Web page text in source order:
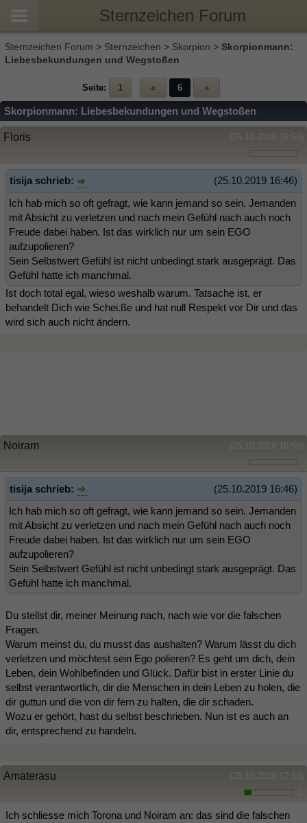
Sternzeichen Forum
Sternzeichen Forum > Sternzeichen > Skorpion > Skorpionmann:
Liebesbekundungen und Wegstoßen
Seite: 1 « 6 »
Skorpionmann: Liebesbekundungen und Wegstoßen
(25.10.2019 16:53)
Floris
(25.10.2019 16:46)
tisija schrieb:
Ich hab mich so oft gefragt, wie kann jemand so sein. Jemanden
mit Absicht zu verletzen und nach mein Gefühl nach auch noch
Freude dabei haben. Ist das wirklich nur um sein EGO
aufzupolieren?
Sein Selbstwert Gefühl ist nicht unbedingt stark ausgeprägt. Das
Gefühl hatte ich manchmal.
Ist doch total egal, wieso weshalb warum. Tatsache ist, er
behandelt Dich wie Schei.ße und hat null Respekt vor Dir und das
wird sich auch nicht ändern.
(25.10.2019 16:56)
Noiram
(25.10.2019 16:46)
tisija schrieb:
Ich hab mich so oft gefragt, wie kann jemand so sein. Jemanden
mit Absicht zu verletzen und nach mein Gefühl nach auch noch
Freude dabei haben. Ist das wirklich nur um sein EGO
aufzupolieren?
Sein Selbstwert Gefühl ist nicht unbedingt stark ausgeprägt. Das
Gefühl hatte ich manchmal.
Du stellst dir, meiner Meinung nach, nach wie vor die falschen
Fragen.
Warum meinst du, du musst das aushalten? Warum lässt du dich
verletzen und möchtest sein Ego polieren? Es geht um dich, dein
Leben, dein Wohlbefinden und Glück. Dafür bist in erster Linie du
selbst verantwortlich, dir die Menschen in dein Leben zu holen, die
dir guttun und die von dir fern zu halten, die dir schaden.
Wozu er gehört, hast du selbst beschrieben. Nun ist es auch an
dir, entsprechend zu handeln.
(25.10.2019 17:13)
Amaterasu
Ich schliesse mich Torona und Noiram an: das sind die falschen